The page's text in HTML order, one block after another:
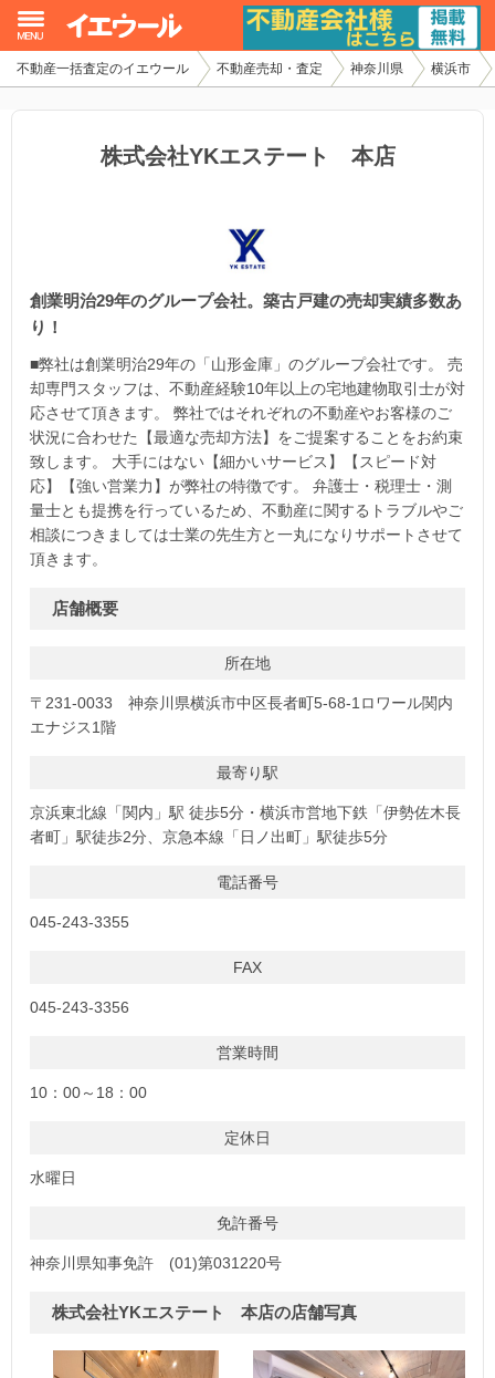
不動産一括査定のイエウール 不動産売却・査定 神奈川県 横浜市
株式会社YKエステート 本店
創業明治29年のグループ会社。築古戸建の売却実績多数あ
り！
■弊社は創業明治29年の「山形金庫」のグループ会社です。 売
却専門スタッフは、不動産経験10年以上の宅地建物取引士が対
応させて頂きます。 弊社ではそれぞれの不動産やお客様のご
状況に合わせた【最適な売却方法】をご提案することをお約束
致します。 大手にはない【細かいサービス】【スピード対
応】【強い営業力】が弊社の特徴です。 弁護士・税理士・測
量士とも提携を行っているため、不動産に関するトラブルやご
相談につきましては士業の先生方と一丸になりサポートさせて
頂きます。
店舗概要
所在地
〒231-0033 神奈川県横浜市中区長者町5-68-1ロワール関内
エナジス1階
最寄り駅
京浜東北線「関内」駅 徒歩5分・横浜市営地下鉄「伊勢佐木長
者町」駅徒歩2分、京急本線「日ノ出町」駅徒歩5分
電話番号
045-243-3355
FAX
045-243-3356
営業時間
10：00～18：00
定休日
水曜日
免許番号
神奈川県知事免許 (01)第031220号
株式会社YKエステート 本店の店舗写真
イエウール加盟希望の不動産会社様
家査定シミュレーター
お問い合わせ